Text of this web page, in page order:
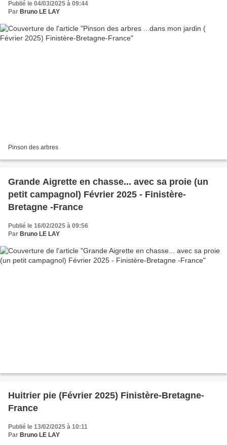
Publié le 04/03/2025 à 09:44
Par Bruno LE LAY
Pinson des arbres
Grande Aigrette en chasse... avec sa proie (un
petit campagnol) Février 2025 - Finistère-
Bretagne -France
Publié le 16/02/2025 à 09:56
Par Bruno LE LAY
Huitrier pie (Février 2025) Finistère-Bretagne-
France
Publié le 13/02/2025 à 10:11
Par Bruno LE LAY